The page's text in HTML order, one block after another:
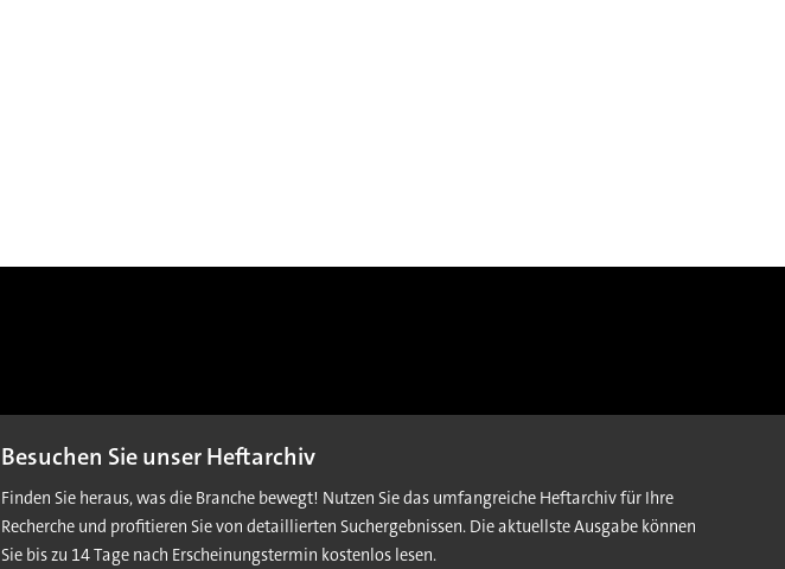
Besuchen Sie unser Heftarchiv
Finden Sie heraus, was die Branche bewegt! Nutzen Sie das umfangreiche Heftarchiv für Ihre
Recherche und profitieren Sie von detaillierten Suchergebnissen. Die aktuellste Ausgabe können
Sie bis zu 14 Tage nach Erscheinungstermin kostenlos lesen.